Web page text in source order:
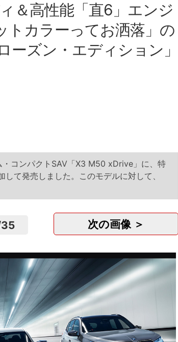
＆高性能「直6」エンジ
トカラーってお洒落」の
ーズン・エディション」
コンパクトSAV「X3 M50 xDrive」に、特
て発売しました。このモデルに対して、
35 次の画像 ＞